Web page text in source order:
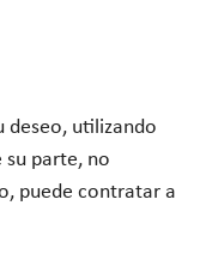
deseo, utilizando
su parte, no
puede contratar a